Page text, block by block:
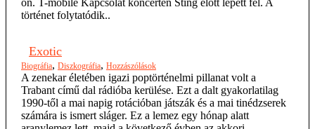
on. T-mobile Kapcsolat koncerten Sting előtt lépett fel. A
történet folytatódik..
Exotic
Biográfia, Diszkográfia, Hozzászólások
A zenekar életében igazi poptörténelmi pillanat volt a
Trabant című dal rádióba kerülése. Ezt a dalt gyakorlatilag
1990-től a mai napig rotációban játszák és a mai tinédzserek
számára is ismert sláger. Ez a lemez egy hónap alatt